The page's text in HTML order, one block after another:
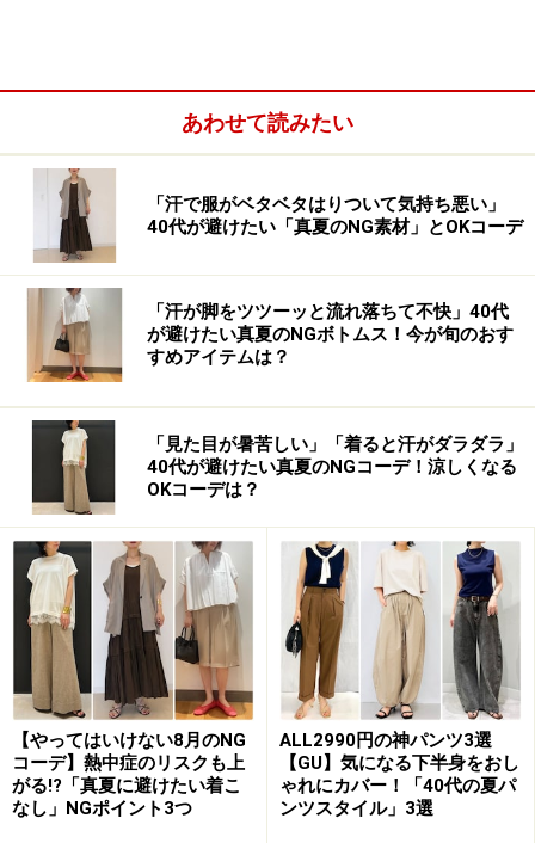
用頻度が上がること間違いなし。
こちらは、ざっくりと編まれた表情のあるローゲージニ
ットワンピースを主役にしたコーデ。程よい肉厚生地の
ケーブルニットなので、肌触りも柔らかくてストレスフ
リーで着用できます。秋口から真冬まで活躍するルーズ
シルエットのロングワンピースで、ソックスやタイツな
どと合わせるのがおすすめ。ロング丈なので、脚を隠し
たい大人女性にもマッチします。
ダークトーンの洋服が多くなる秋冬にこそ取り入れたい
ホワイトカラーは、明るく爽やかな雰囲気を演出してく
あわせて読みたい
「汗で服がベタベタはりついて気持ち悪い」
40代が避けたい「真夏のNG素材」とOKコーデ
「汗が脚をツツーッと流れ落ちて不快」40代
が避けたい真夏のNGボトムス！今が旬のおす
すめアイテムは？
「見た目が暑苦しい」「着ると汗がダラダラ」
40代が避けたい真夏のNGコーデ！涼しくなる
OKコーデは？
【やってはいけない8月のNG
コーデ】熱中症のリスクも上
がる!?「真夏に避けたい着こ
なし」NGポイント3つ
ALL2990円の神パンツ3選
【GU】気になる下半身をおし
ゃれにカバー！「40代の夏パ
ンツスタイル」3選